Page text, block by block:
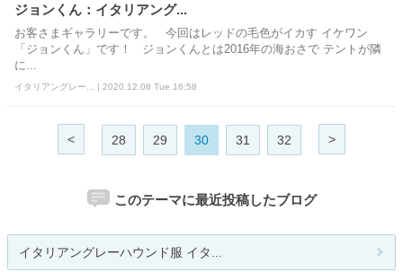
ジョンくん：イタリアング...
お客さまギャラリーです。 今回はレッドの毛色がイカす イケワン
「ジョンくん」です！ ジョンくんとは2016年の海おさで テントが隣
に...
イタリアングレー... | 2020.12.08 Tue 16:58
< 28 29 30 31 32 >
このテーマに最近投稿したブログ
イタリアングレーハウンド服 イタ...